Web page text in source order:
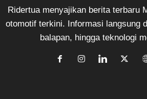
Ridertua menyajikan berita terbaru
otomotif terkini. Informasi langsung
balapan, hingga teknologi